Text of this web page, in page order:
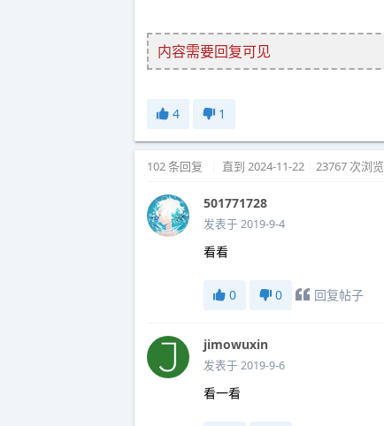
内容需要回复可见
4 1
102 条回复 直到 2024-11-22 23767 次浏览
501771728
发表于 2019-9-4
看看
0 0 回复帖子
jimowuxin
发表于 2019-9-6
看一看